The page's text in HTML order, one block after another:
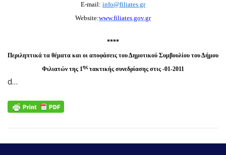
E-mail: info@filiates.gr
Website:www.filiates.gov.gr
****
Περιληπτικά τα θέματα και οι αποφάσεις του Δημοτικού Συμβουλίου του Δήμου
Φιλιατών της 1ηςτακτικής συνεδρίασης στις -01-2011
d…